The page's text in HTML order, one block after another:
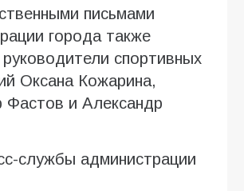
письмами
города также
спортивных
Оксана Кожарина,
Фастов и Александр
службы администрации